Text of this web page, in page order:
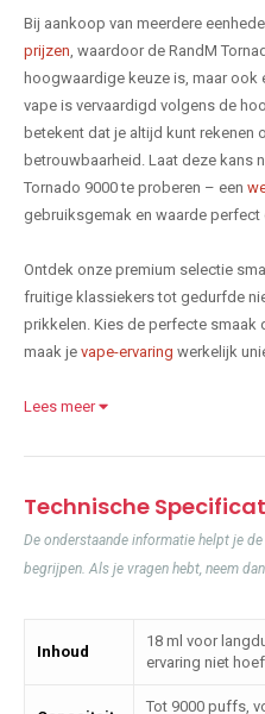
Bij aankoop van meerdere
prijzen , waardoor de RandM
hoogwaardige keuze is, maar ook
vape is vervaardigd volgens de
betekent dat je altijd kunt rekenen
betrouwbaarheid. Laat deze kans
Tornado 9000 te proberen – een
gebruiksgemak en waarde perfect
Ontdek onze premium selectie
fruitige klassiekers tot gedurfde
prikkelen. Kies de perfecte smaak
maak je vape-ervaring werkelijk
Lees meer
Technische
De onderstaande informatie helpt je
begrijpen. Als je vragen hebt, neem
Inhoud
18 ml voor
ervaring niet
Tot 9000 puffs,